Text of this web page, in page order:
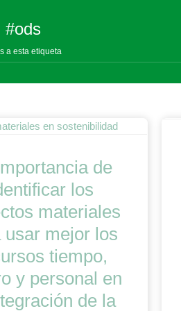
#ods
a esta etiqueta
de
los
materiales
usar mejor los
tiempo,
y personal en
de la